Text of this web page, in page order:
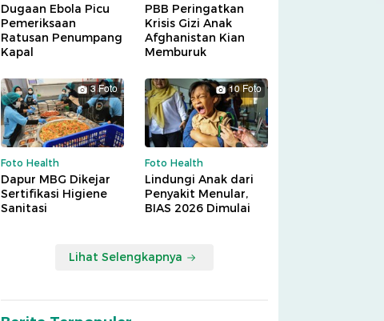
Dugaan Ebola Picu
Pemeriksaan
Ratusan Penumpang
Kapal
PBB Peringatkan
Krisis Gizi Anak
Afghanistan Kian
Memburuk
3 Foto
Foto Health
Dapur MBG Dikejar
Sertifikasi Higiene
Sanitasi
10 Foto
Foto Health
Lindungi Anak dari
Penyakit Menular,
BIAS 2026 Dimulai
Lihat Selengkapnya